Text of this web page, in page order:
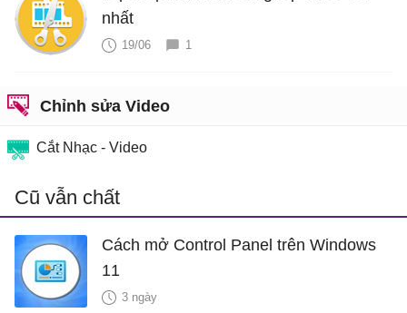
nhất
19/06 1
Chỉnh sửa Video
Cắt Nhạc - Video
Cũ vẫn chất
Cách mở Control Panel trên Windows
11
3 ngày